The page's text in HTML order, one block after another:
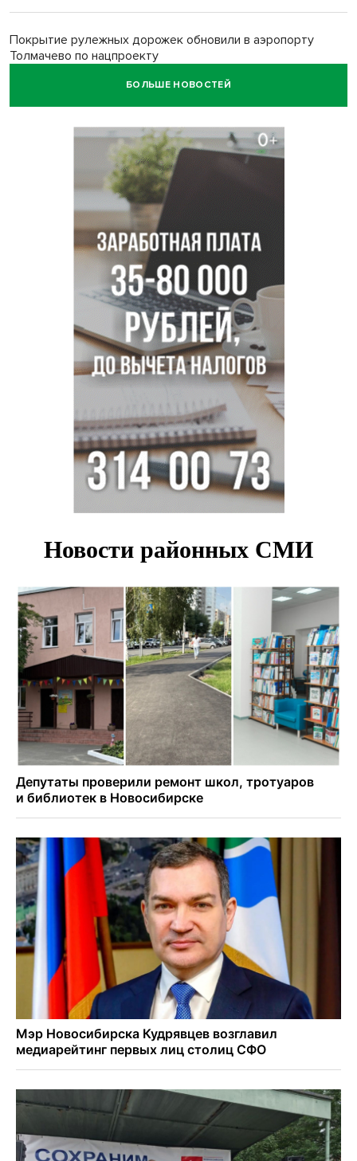
Покрытие рулежных дорожек обновили в аэропорту
Толмачево по нацпроекту
В Новосибирске зафиксирован рост заболеваемости
В Новосибирске осудили внука за продажу дедова ружья
псевдо-мигранту
В Новосибирске по КРТ сдали первую очередь
миниполиса «Фора»
О пустырях в центре Новосибирска из-за лимита
площади КРТ предупредили эксперты
БОЛЬШЕ НОВОСТЕЙ